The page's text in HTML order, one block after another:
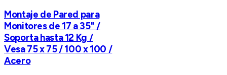
Montaje de Pared para
Monitores de 17 a 35" /
Soporta hasta 12 Kg /
Vesa 75 x 75 / 100 x 100 /
Acero